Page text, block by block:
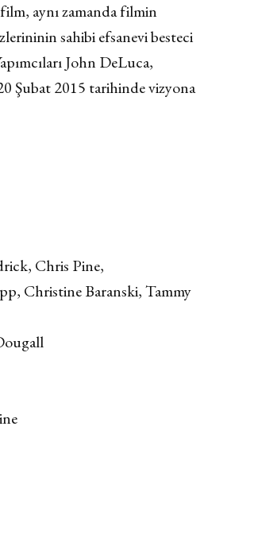
aynı zamanda filmin
sahibi efsanevi besteci
John DeLuca,
Şubat 2015 tarihinde vizyona
Chris Pine,
Christine Baranski, Tammy